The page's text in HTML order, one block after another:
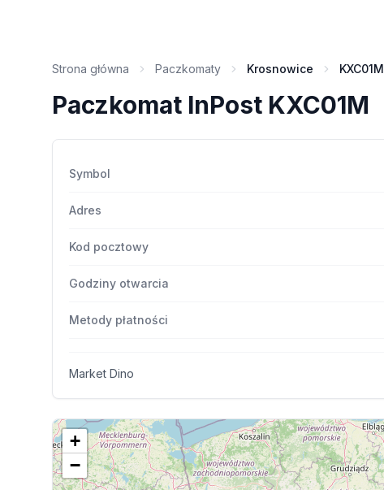
Strona główna Paczkomaty Krosnowice KXC01M
Paczkomat InPost KXC01M
Symbol
Adres
Kod pocztowy
Godziny otwarcia
Metody płatności
Market Dino
+
−